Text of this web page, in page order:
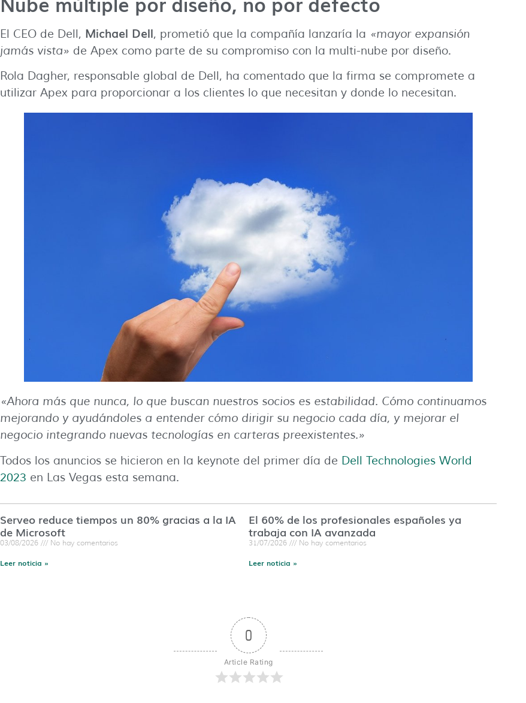
El CEO de Dell, Michael Dell, prometió que la compañía lanzaría la «mayor expansión
jamás vista» de Apex como parte de su compromiso con la multi-nube por diseño.
Rola Dagher, responsable global de Dell, ha comentado que la firma se compromete a
utilizar Apex para proporcionar a los clientes lo que necesitan y donde lo necesitan.
«Ahora más que nunca, lo que buscan nuestros socios es estabilidad. Cómo continuamos
mejorando y ayudándoles a entender cómo dirigir su negocio cada día, y mejorar el
negocio integrando nuevas tecnologías en carteras preexistentes.»
Todos los anuncios se hicieron en la keynote del primer día de Dell Technologies World
2023 en Las Vegas esta semana.
Serveo reduce tiempos un 80% gracias a la IA
de Microsoft
03/08/2026 No hay comentarios
Leer noticia »
El 60% de los profesionales españoles ya
trabaja con IA avanzada
31/07/2026 No hay comentarios
Leer noticia »
0
Article Rating